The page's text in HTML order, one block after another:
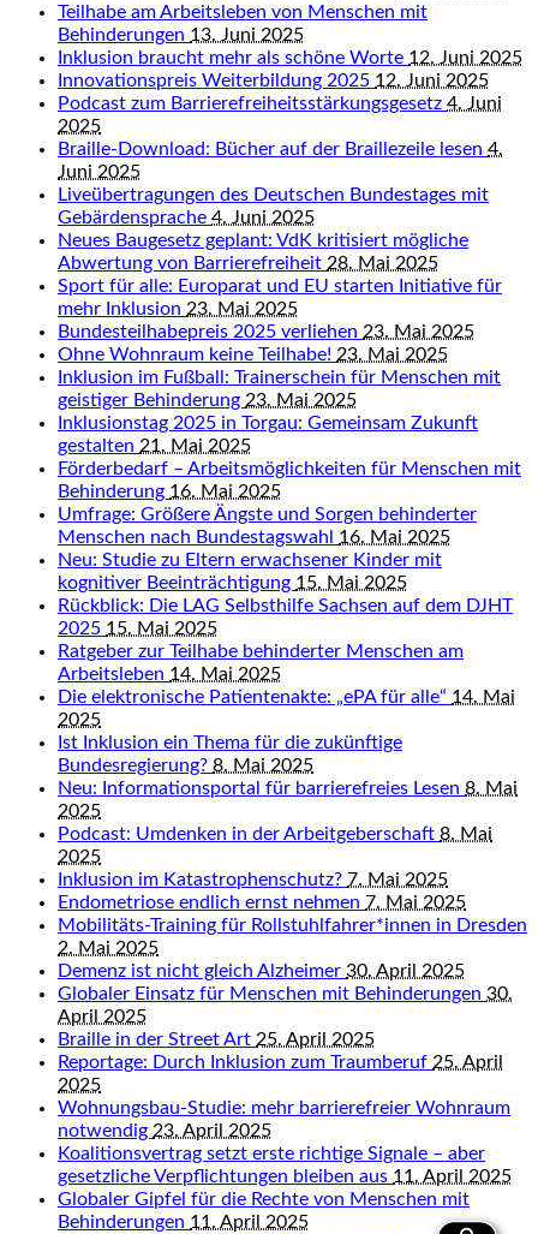
Teilhabe am Arbeitsleben von Menschen mit
Behinderungen 13. Juni 2025
Inklusion braucht mehr als schöne Worte 12. Juni 2025
Innovationspreis Weiterbildung 2025 12. Juni 2025
Podcast zum Barrierefreiheitsstärkungsgesetz 4. Juni
2025
Braille-Download: Bücher auf der Braillezeile lesen 4.
Juni 2025
Liveübertragungen des Deutschen Bundestages mit
Gebärdensprache 4. Juni 2025
Neues Baugesetz geplant: VdK kritisiert mögliche
Abwertung von Barrierefreiheit 28. Mai 2025
Sport für alle: Europarat und EU starten Initiative für
mehr Inklusion 23. Mai 2025
Bundesteilhabepreis 2025 verliehen 23. Mai 2025
Ohne Wohnraum keine Teilhabe! 23. Mai 2025
Inklusion im Fußball: Trainerschein für Menschen mit
geistiger Behinderung 23. Mai 2025
Inklusionstag 2025 in Torgau: Gemeinsam Zukunft
gestalten 21. Mai 2025
Förderbedarf – Arbeitsmöglichkeiten für Menschen mit
Behinderung 16. Mai 2025
Umfrage: Größere Ängste und Sorgen behinderter
Menschen nach Bundestagswahl 16. Mai 2025
Neu: Studie zu Eltern erwachsener Kinder mit
kognitiver Beeinträchtigung 15. Mai 2025
Rückblick: Die LAG Selbsthilfe Sachsen auf dem DJHT
2025 15. Mai 2025
Ratgeber zur Teilhabe behinderter Menschen am
Arbeitsleben 14. Mai 2025
Die elektronische Patientenakte: „ePA für alle“ 14. Mai
2025
Ist Inklusion ein Thema für die zukünftige
Bundesregierung? 8. Mai 2025
Neu: Informationsportal für barrierefreies Lesen 8. Mai
2025
Podcast: Umdenken in der Arbeitgeberschaft 8. Mai
2025
Inklusion im Katastrophenschutz? 7. Mai 2025
Endometriose endlich ernst nehmen 7. Mai 2025
Mobilitäts-Training für Rollstuhlfahrer*innen in Dresden
2. Mai 2025
Demenz ist nicht gleich Alzheimer 30. April 2025
Globaler Einsatz für Menschen mit Behinderungen 30.
April 2025
Braille in der Street Art 25. April 2025
Reportage: Durch Inklusion zum Traumberuf 25. April
2025
Wohnungsbau-Studie: mehr barrierefreier Wohnraum
notwendig 23. April 2025
Koalitionsvertrag setzt erste richtige Signale – aber
gesetzliche Verpflichtungen bleiben aus 11. April 2025
Globaler Gipfel für die Rechte von Menschen mit
Behinderungen 11. April 2025